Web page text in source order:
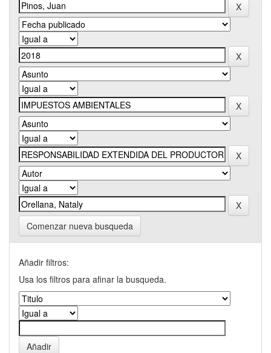
Comenzar nueva busqueda
Añadir filtros:
Usa los filtros para afinar la busqueda.